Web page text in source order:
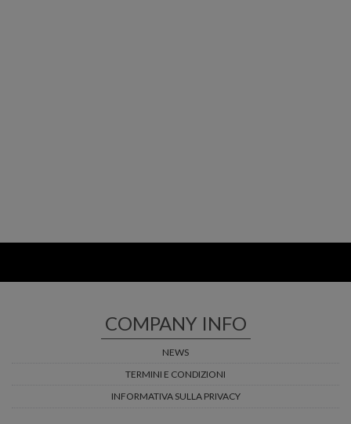
COMPANY INFO
NEWS
TERMINI E CONDIZIONI
INFORMATIVA SULLA PRIVACY